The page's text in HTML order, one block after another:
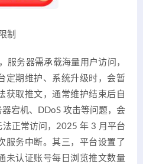
制
服务器需承载海量用户访问，
定期维护、系统升级时，会暂
获取推文，通常维护结束后自
宕机、DDoS 攻击等问题，会
正常访问，2025 年 3 月平台
服务中断。其三，平台设置了
未认证账号每日浏览推文数量